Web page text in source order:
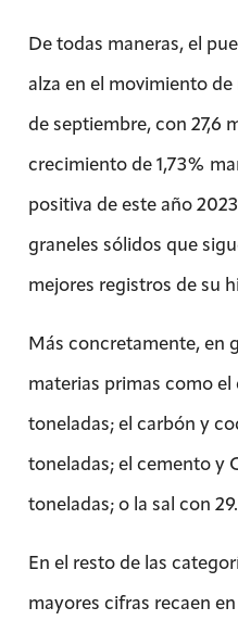
De todas maneras, el
alza en el movimiento
de septiembre, con 27,6
crecimiento de 1,73%
positiva de este año
graneles sólidos que
mejores registros de su
Más concretamente, en
materias primas como el
toneladas; el carbón y
toneladas; el cemento y
toneladas; o la sal con
En el resto de las
mayores cifras recaen